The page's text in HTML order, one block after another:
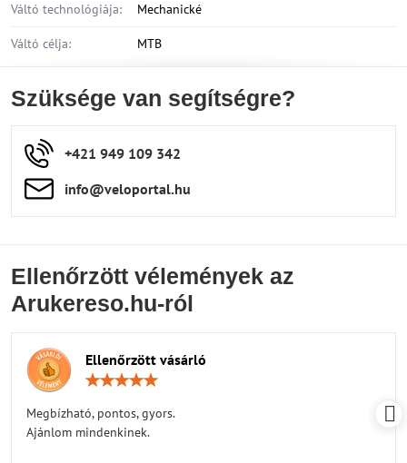
Váltó technológiája: Mechanické
Váltó célja: MTB
Szüksége van segítségre?
+421 949 109 342
info​​@veloportal​.hu
Ellenőrzött vélemények az
Arukereso.hu-ról
Ellenőrzött vásárló
Megbízható, pontos, gyors.
Ajánlom mindenkinek.